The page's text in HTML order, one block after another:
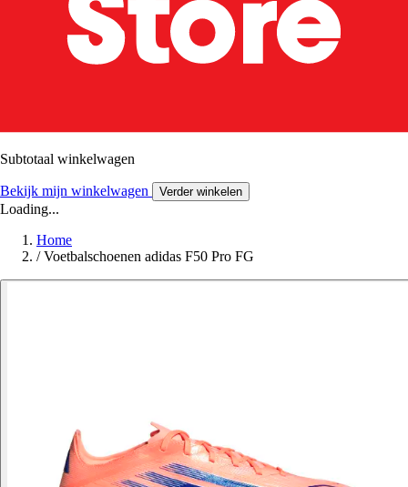
Subtotaal winkelwagen
Bekijk mijn winkelwagen Verder winkelen
Loading...
Home
/ Voetbalschoenen adidas F50 Pro FG